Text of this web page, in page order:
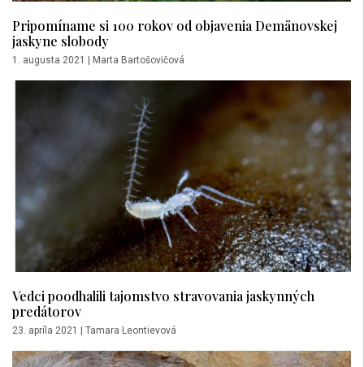
Pripomíname si 100 rokov od objavenia Demänovskej
jaskyne slobody
1. augusta 2021 | Marta Bartošovičová
Vedci poodhalili tajomstvo stravovania jaskynných
predátorov
23. apríla 2021 Tamara Leontievová